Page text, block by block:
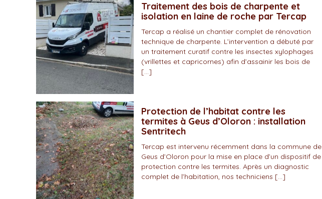
Traitement des bois de charpente et
isolation en laine de roche par Tercap
Tercap a réalisé un chantier complet de rénovation
technique de charpente. L’intervention a débuté par
un traitement curatif contre les insectes xylophages
(vrillettes et capricornes) afin d’assainir les bois de
[…]
Protection de l’habitat contre les
termites à Geus d’Oloron : installation
Sentritech
Tercap est intervenu récemment dans la commune de
Geus d’Oloron pour la mise en place d’un dispositif de
protection contre les termites. Après un diagnostic
complet de l’habitation, nos techniciens […]